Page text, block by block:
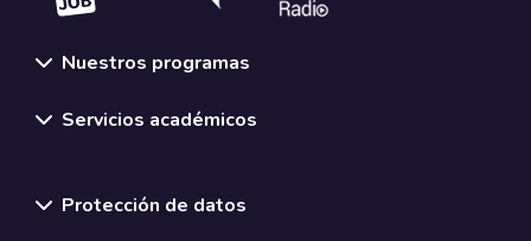
Nuestros programas
Servicios académicos
Protección de datos